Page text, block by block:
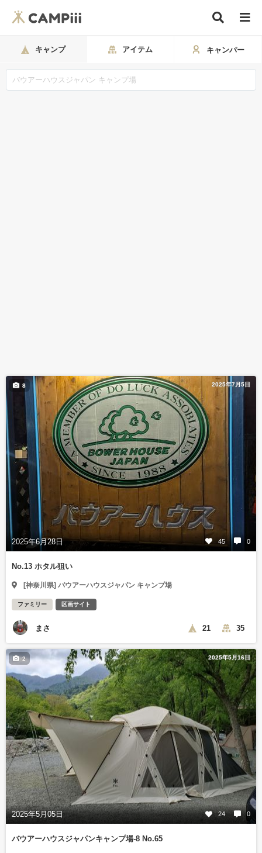
キャンプ アイテム キャンパー
2025年7月5日
2025年6月28日 45 0
8
No.13 ホタル狙い
[神奈川県] バウアーハウスジャパン キャンプ場
ファミリー 区画サイト
まさ 21 35
2025年5月16日
2025年5月05日 24 0
2
バウアーハウスジャパンキャンプ場-8 No.65